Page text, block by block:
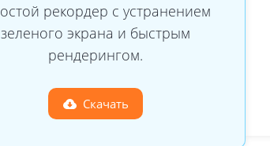
рекордер с устранением
зеленого экрана и быстрым
рендерингом.
Скачать